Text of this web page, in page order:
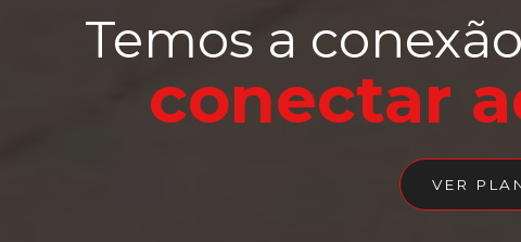
Temos a conexão
conectar
VER